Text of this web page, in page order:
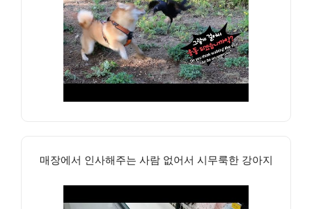
매장에서 인사해주는 사람 없어서 시무룩한 강아지